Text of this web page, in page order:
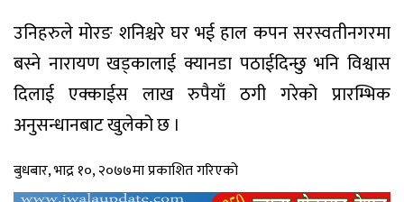
उनिहरुले मोरङ शनिश्चरे घर भई हाल कपन सरस्वतीनगरमा
बस्ने नारायण खड्कालाई क्यानडा पठाईदिन्छु भनि विश्वास
दिलाई एक्काईस लाख रुपैयाँ ठगी गरेको प्रारम्भिक
अनुसन्धानबाट खुलेको छ ।
बुधबार, भाद्र १०, २०७७मा प्रकाशित गरिएको